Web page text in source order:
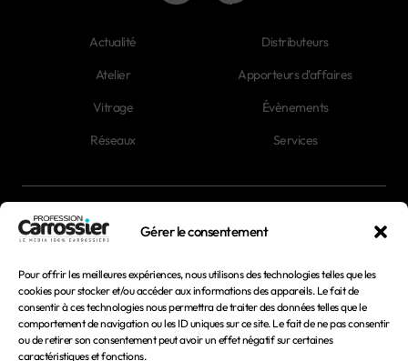
Gérer le consentement
Pour offrir les meilleures expériences, nous utilisons des technologies telles que les
cookies pour stocker et/ou accéder aux informations des appareils. Le fait de
consentir à ces technologies nous permettra de traiter des données telles que le
comportement de navigation ou les ID uniques sur ce site. Le fait de ne pas consentir
ou de retirer son consentement peut avoir un effet négatif sur certaines
caractéristiques et fonctions.
Actualité
Atelier
Vitrage
Réseaux
Distributeurs
Apporteurs d'affaires
Évènements
Services
Mentions légales
Conditions générales d'utilisation